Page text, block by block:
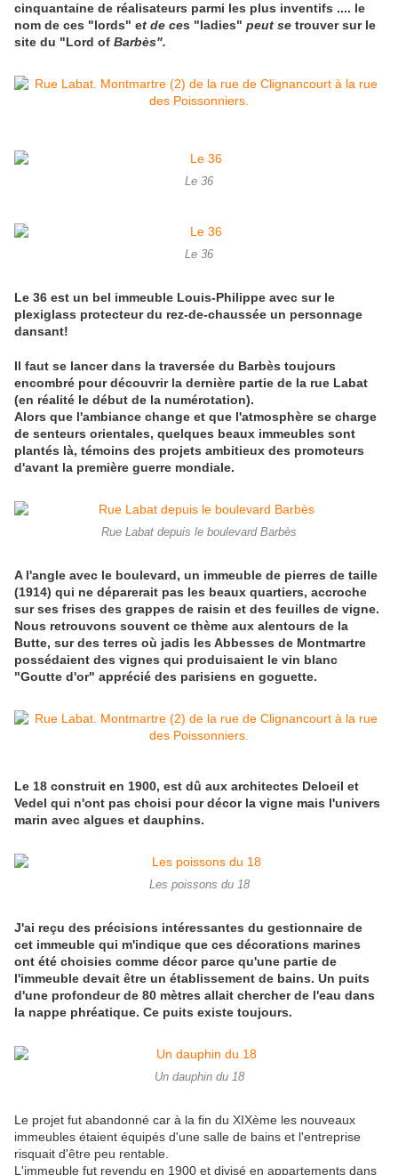
cinquantaine de réalisateurs parmi les plus inventifs .... le
nom de ces "lords" et de ces "ladies" peut se trouver sur le
site du "Lord of Barbès".
Le 36
Le 36
Le 36 est un bel immeuble Louis-Philippe avec sur le
plexiglass protecteur du rez-de-chaussée un personnage
dansant!
Il faut se lancer dans la traversée du Barbès toujours
encombré pour découvrir la dernière partie de la rue Labat
(en réalité le début de la numérotation).
Alors que l'ambiance change et que l'atmosphère se charge
de senteurs orientales, quelques beaux immeubles sont
plantés là, témoins des projets ambitieux des promoteurs
d'avant la première guerre mondiale.
Rue Labat depuis le boulevard Barbès
A l'angle avec le boulevard, un immeuble de pierres de taille
(1914) qui ne déparerait pas les beaux quartiers, accroche
sur ses frises des grappes de raisin et des feuilles de vigne.
Nous retrouvons souvent ce thème aux alentours de la
Butte, sur des terres où jadis les Abbesses de Montmartre
possédaient des vignes qui produisaient le vin blanc
"Goutte d'or" apprécié des parisiens en goguette.
Le 18 construit en 1900, est dû aux architectes Deloeil et
Vedel qui n'ont pas choisi pour décor la vigne mais l'univers
marin avec algues et dauphins.
Les poissons du 18
J'ai reçu des précisions intéressantes du gestionnaire de
cet immeuble qui m'indique que ces décorations marines
ont été choisies comme décor parce qu'une partie de
l'immeuble devait être un établissement de bains. Un puits
d'une profondeur de 80 mètres allait chercher de l'eau dans
la nappe phréatique. Ce puits existe toujours.
Un dauphin du 18
Le projet fut abandonné car à la fin du XIXème les nouveaux
immeubles étaient équipés d'une salle de bains et l'entreprise
risquait d'être peu rentable.
L'immeuble fut revendu en 1900 et divisé en appartements dans